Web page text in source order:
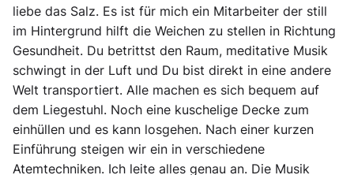
liebe das Salz. Es ist für mich ein Mitarbeiter der still
im Hintergrund hilft die Weichen zu stellen in Richtung
Gesundheit. Du betrittst den Raum, meditative Musik
schwingt in der Luft und Du bist direkt in eine andere
Welt transportiert. Alle machen es sich bequem auf
dem Liegestuhl. Noch eine kuschelige Decke zum
einhüllen und es kann losgehen. Nach einer kurzen
Einführung steigen wir ein in verschiedene
Atemtechniken. Ich leite alles genau an. Die Musik